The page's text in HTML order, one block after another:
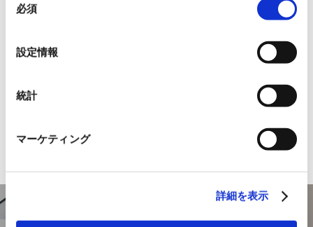
必須
設定情報
統計
マーケティング
詳細を表示
場が革新するスマート農業」
agritech
▶ スマートアグリ事業の詳細は